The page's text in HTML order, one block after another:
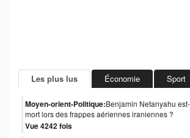
Les plus lus Économie Sport
Moyen-orient-Politique:Benjamin Netanyahu
mort lors des frappes aériennes iraniennes ?
Vue 4242 fois